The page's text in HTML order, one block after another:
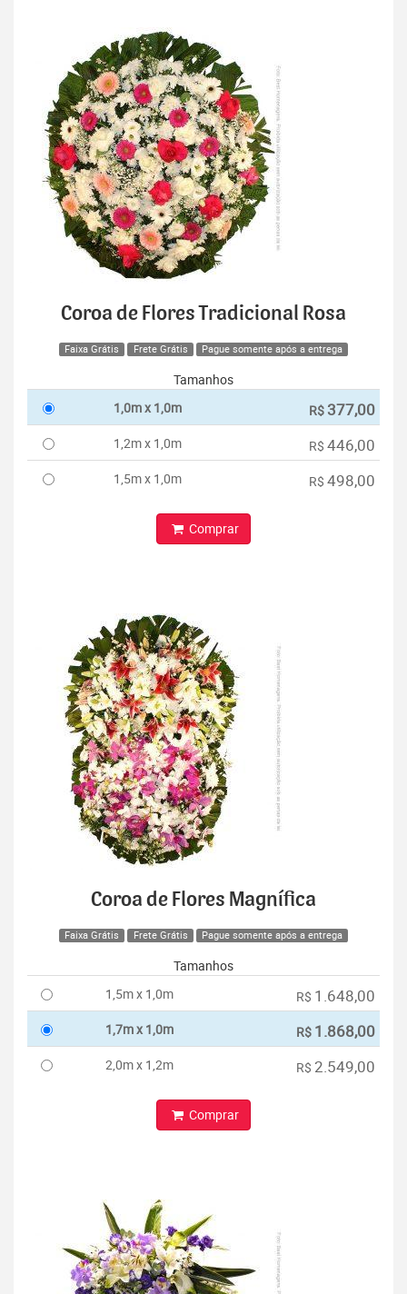
Coroa de Flores Tradicional Rosa
Faixa Grátis Frete Grátis Pague somente após a entrega
Tamanhos
1,0m x 1,0m
R$ 377,00
1,2m x 1,0m R$ 446,00
1,5m x 1,0m R$ 498,00
Comprar
Coroa de Flores Magnífica
Faixa Grátis Frete Grátis Pague somente após a entrega
Tamanhos
1,5m x 1,0m
R$ 1.648,00
1,7m x 1,0m R$ 1.868,00
2,0m x 1,2m R$ 2.549,00
Comprar